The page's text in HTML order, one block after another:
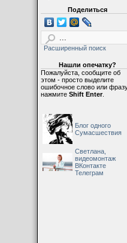
Поделиться
Расширенный поиск
Нашли опечатку?
Пожалуйста, сообщите об
этом - просто выделите
ошибочное слово или
нажмите Shift Enter.
Блог одного
Сумасшествия
Светлана,
видеомонтаж
ВКонтакте
Телеграм